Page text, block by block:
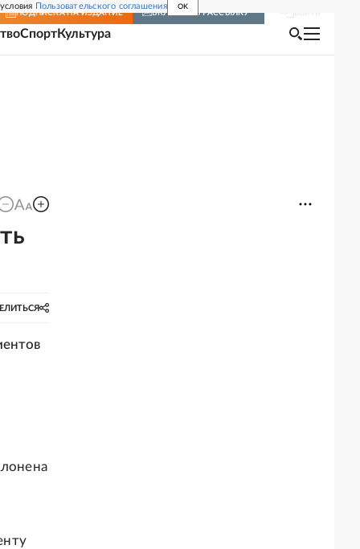
Пользовательского соглашения OK
ПОДПИСКА НА ИЗДАНИЕ ВКЛЮЧИТЬ РАССЫЛКУ
СпортКультура